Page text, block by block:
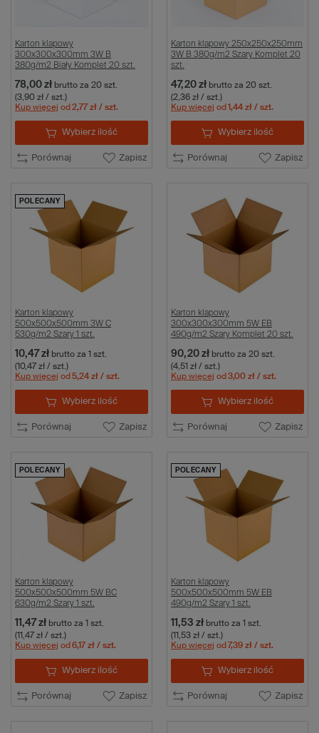
Karton klapowy
300x300x300mm 3W B
380g/m2 Biały Komplet 20 szt.
78,00 zł brutto za 20 szt.
(3,90 zł / szt.)
Kup więcej od 2,77 zł / szt.
Porównaj Zapisz
Wybierz ilość
Karton klapowy 250x250x250mm
3W B 380g/m2 Szary Komplet 20
szt.
47,20 zł brutto za 20 szt.
(2,36 zł / szt.)
Kup więcej od 1,44 zł / szt.
Porównaj Zapisz
Wybierz ilość
POLECANY
Karton klapowy
500x500x500mm 3W C
530g/m2 Szary 1 szt.
10,47 zł brutto za 1 szt.
(10,47 zł / szt.)
Kup więcej od 5,24 zł / szt.
Porównaj Zapisz
Wybierz ilość
Karton klapowy
300x300x300mm 5W EB
490g/m2 Szary Komplet 20 szt.
90,20 zł brutto za 20 szt.
(4,51 zł / szt.)
Kup więcej od 3,00 zł / szt.
Porównaj Zapisz
Wybierz ilość
POLECANY
Karton klapowy
500x500x500mm 5W BC
630g/m2 Szary 1 szt.
11,47 zł brutto za 1 szt.
(11,47 zł / szt.)
Kup więcej od 6,17 zł / szt.
Porównaj Zapisz
Wybierz ilość
POLECANY
Karton klapowy
500x500x500mm 5W EB
490g/m2 Szary 1 szt.
11,53 zł brutto za 1 szt.
(11,53 zł / szt.)
Kup więcej od 7,39 zł / szt.
Porównaj Zapisz
Wybierz ilość